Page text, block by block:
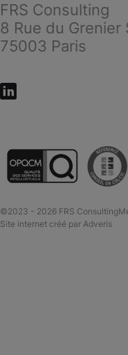
FRS Consulting
8 Rue du Grenier
75003 Paris
©2023 - 2026 FRS Consulting
Site internet créé par Adveris